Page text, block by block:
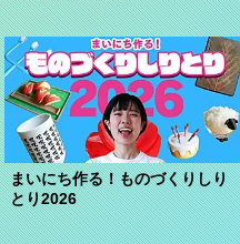
まいにち作る！ものづくりしり
とり2026